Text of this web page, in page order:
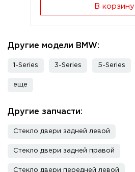
В корзину
Другие модели BMW:
1-Series 3-Series 5-Series
еще
Другие запчасти:
Стекло двери задней левой
Стекло двери задней правой
Стекло двери передней левой